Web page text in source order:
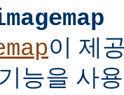
이 제
능을 사